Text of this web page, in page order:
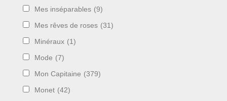
Mes inséparables (9)
Mes rêves de roses (31)
Minéraux (1)
Mode (7)
Mon Capitaine (379)
Monet (42)